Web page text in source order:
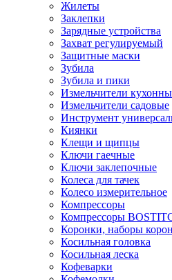
Жилеты
Заклепки
Зарядные устройства
Захват регулируемый
Защитные маски
Зубила
Зубила и пики
Измельчители
Измельчители садовые
Инструмент
Киянки
Клещи и щипцы
Ключи гаечные
Ключи заклепочные
Колеса для тачек
Колесо измерительное
Компрессоры
Компрессоры
Коронки, наборы
Косильная головка
Косильная леска
Кофеварки